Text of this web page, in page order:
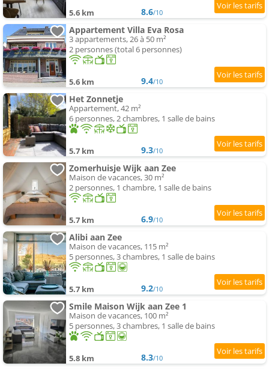
5.6 km 8.6/10
Appartement Villa Eva Rosa
3 appartements, 26 à 50 m²
2 personnes (total 6 personnes)
5.6 km 9.4/10
Het Zonnetje
Appartement, 42 m²
6 personnes, 2 chambres, 1 salle de bains
5.7 km 9.3/10
Zomerhuisje Wijk aan Zee
Maison de vacances, 30 m²
2 personnes, 1 chambre, 1 salle de bains
5.7 km 6.9/10
Alibi aan Zee
Maison de vacances, 115 m²
5 personnes, 3 chambres, 1 salle de bains
5.7 km 9.2/10
Smile Maison Wijk aan Zee 1
Maison de vacances, 100 m²
5 personnes, 3 chambres, 1 salle de bains
5.8 km 8.3/10